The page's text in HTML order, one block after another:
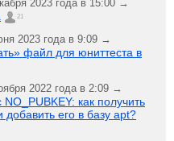
2023 года в 15:00 →
21
2023 года в 9:09 →
файл для юниттеста в
2022 года в 2:09 →
как получить
добавить его в базу apt?